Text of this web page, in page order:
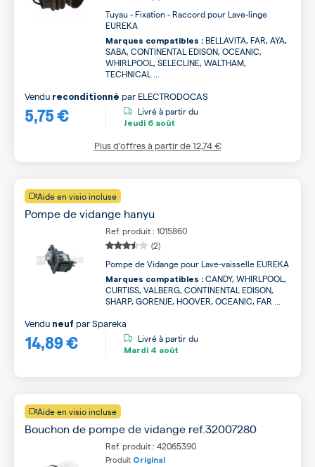
Tuyau - Fixation - Raccord pour Lave-linge
EUREKA
Marques compatibles : BELLAVITA, FAR, AYA,
SABA, CONTINENTAL EDISON, OCEANIC,
WHIRLPOOL, SELECLINE, WALTHAM,
TECHNICAL ...
5,75 €
Vendu reconditionné par ELECTRODOCAS
Livré à partir du
Jeudi 6 août
Plus d’offres à partir de12,74 €
Aide en visio incluse
Pompe de vidange hanyu
Ref. produit : 1015860
(2)
Pompe de Vidange pour Lave-vaisselle EUREKA
Marques compatibles : CANDY, WHIRLPOOL,
CURTISS, VALBERG, CONTINENTAL EDISON,
SHARP, GORENJE, HOOVER, OCEANIC, FAR ...
14,89 €
Vendu neuf parSpareka
Livré à partir du
Mardi 4 août
Aide en visio incluse
Bouchon de pompe de vidange ref.32007280
Ref. produit : 42065390
Produit Original